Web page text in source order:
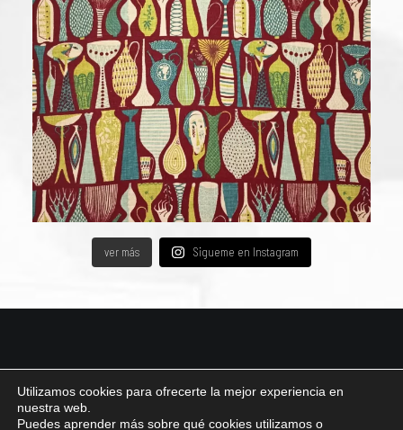
ver más Sigueme en Instagram
Privacidad ǀPolítica de cookies
Utilizamos cookies para ofrecerte la mejor experiencia en
nuestra web.
Puedes aprender más sobre qué cookies utilizamos o